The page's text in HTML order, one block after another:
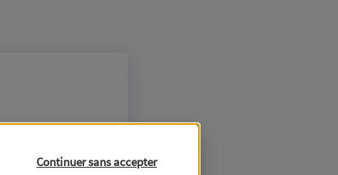
Continuer sans accepter